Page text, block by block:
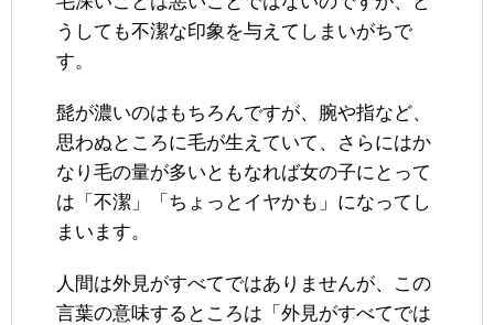
うしても不潔な印象を与えてしまいがちで
す。
髭が濃いのはもちろんですが、腕や指など、
思わぬところに毛が生えていて、さらにはか
なり毛の量が多いともなれば女の子にとって
は「不潔」「ちょっとイヤかも」になってし
まいます。
人間は外見がすべてではありませんが、この
言葉の意味するところは「外見がすべてでは